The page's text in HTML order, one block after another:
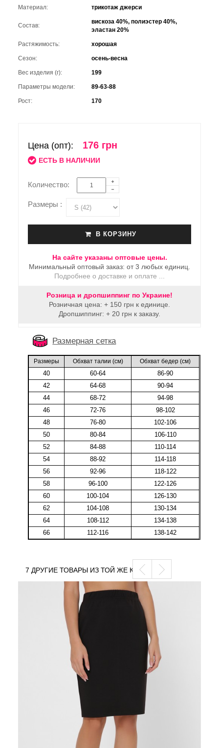
Материал: трикотаж джерси
Состав:
вискоза 40%, полиэстер 40%,
эластан 20%
Растяжимость: хорошая
Сезон: осень-весна
Вес изделия (г): 199
Параметры модели: 89-63-88
Рост: 170
Цена (опт): 176 грн
ЕСТЬ В НАЛИЧИИ
Количество:
Размеры :
В КОРЗИНУ
На сайте указаны оптовые цены.
Минимальный оптовый заказ: от 3 любых единиц.
Подробнее о доставке и оплате ...
Розница и дропшиппинг по Украине!
Розничная цена: + 150 грн к единице.
Дропшиппинг: + 20 грн к заказу.
Размерная сетка
Размеры Обхват талии (cм) Обхват бедер (cм)
40 60-64
86-90
42
64-68
90-94
44
68-72
94-98
46
72-76
98-102
48
76-80
102-106
50
80-84
106-110
52
84-88
110-114
54
88-92
114-118
56
92-96
118-122
58
96-100
122-126
60
100-104
126-130
62
104-108
130-134
64
108-112
134-138
66
112-116 138-142
7 ДРУГИЕ ТОВАРЫ ИЗ ТОЙ ЖЕ КАТЕГОРИИ